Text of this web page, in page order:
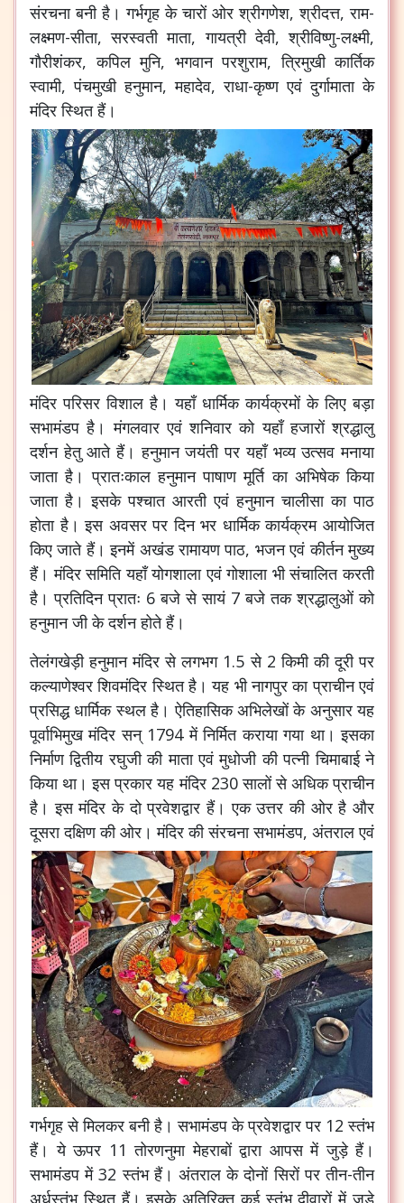
संरचना बनी है। गर्भगृह के चारों ओर श्रीगणेश, श्रीदत्त, राम-
लक्ष्मण-सीता, सरस्वती माता, गायत्री देवी, श्रीविष्णु-लक्ष्मी,
गौरीशंकर, कपिल मुनि, भगवान परशुराम, त्रिमुखी कार्तिक
स्वामी, पंचमुखी हनुमान, महादेव, राधा-कृष्ण एवं दुर्गामाता के
मंदिर स्थित हैं।
मंदिर परिसर विशाल है। यहाँ धार्मिक कार्यक्रमों के लिए बड़ा
सभामंडप है। मंगलवार एवं शनिवार को यहाँ हजारों श्रद्धालु
दर्शन हेतु आते हैं। हनुमान जयंती पर यहाँ भव्य उत्सव मनाया
जाता है। प्रातःकाल हनुमान पाषाण मूर्ति का अभिषेक किया
जाता है। इसके पश्चात आरती एवं हनुमान चालीसा का पाठ
होता है। इस अवसर पर दिन भर धार्मिक कार्यक्रम आयोजित
किए जाते हैं। इनमें अखंड रामायण पाठ, भजन एवं कीर्तन मुख्य
हैं। मंदिर समिति यहाँ योगशाला एवं गोशाला भी संचालित करती
है। प्रतिदिन प्रातः 6 बजे से सायं 7 बजे तक श्रद्धालुओं को
हनुमान जी के दर्शन होते हैं।
तेलंगखेड़ी हनुमान मंदिर से लगभग 1.5 से 2 किमी की दूरी पर
कल्याणेश्वर शिवमंदिर स्थित है। यह भी नागपुर का प्राचीन एवं
प्रसिद्ध धार्मिक स्थल है। ऐतिहासिक अभिलेखों के अनुसार यह
पूर्वाभिमुख मंदिर सन् 1794 में निर्मित कराया गया था। इसका
निर्माण द्वितीय रघुजी की माता एवं मुधोजी की पत्नी चिमाबाई ने
किया था। इस प्रकार यह मंदिर 230 सालों से अधिक प्राचीन
है। इस मंदिर के दो प्रवेशद्वार हैं। एक उत्तर की ओर है और
दूसरा दक्षिण की ओर।मंदिर की संरचना सभामंडप, अंतराल एवं
गर्भगृह से मिलकर बनी है। सभामंडप के प्रवेशद्वार पर 12 स्तंभ
हैं। ये ऊपर 11 तोरणनुमा मेहराबों द्वारा आपस में जुड़े हैं।
सभामंडप में 32 स्तंभ हैं। अंतराल के दोनों सिरों पर तीन-तीन
अर्धस्तंभ स्थित हैं। इसके अतिरिक्त कई स्तंभ दीवारों में जुड़े